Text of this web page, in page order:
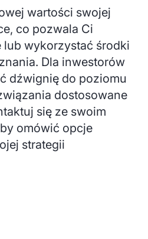
wartości swojej
co pozwala Ci
wykorzystać środki
Dla inwestorów
dźwignię do poziomu
dostosowane
się ze swoim
omówić opcje
strategii